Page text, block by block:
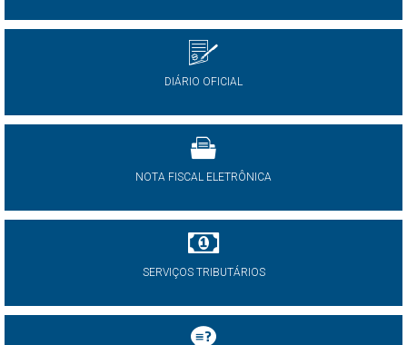
DIÁRIO OFICIAL
NOTA FISCAL ELETRÔNICA
SERVIÇOS TRIBUTÁRIOS